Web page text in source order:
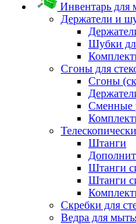
Инвентарь для
Держатели и
Шубки
Сгоны для
Сгоны
Сменные
Штанги
Штанги
Штанги
Скребки для
Ведра для